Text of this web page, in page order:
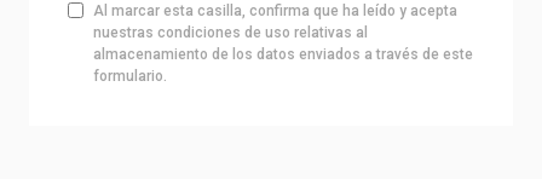
Al marcar esta casilla, confirma que ha leído y acepta
nuestras condiciones de uso relativas al
almacenamiento de los datos enviados a través de este
formulario.